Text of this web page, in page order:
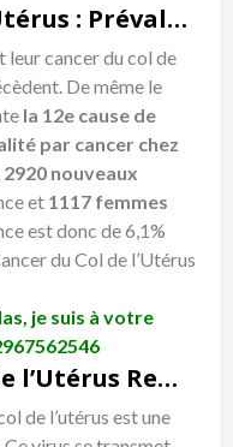
Soigner Cancer Col l’Utérus : Prévalence du cancer du col de l’utérus
leur cancer du col de
De même le
la 12e cause de
par cancer chez
2920 nouveaux
et 1117 femmes
est donc de 6,1%
du Col de l’Utérus
je suis à votre
Cause Cancer du Col de l’Utérus Remède Naturel
de l’utérus est une